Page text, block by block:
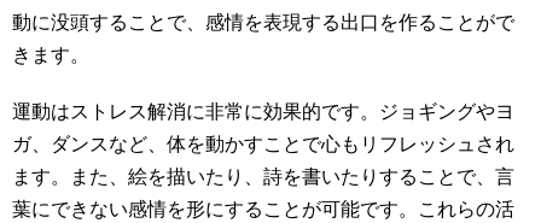
動に没頭することで、感情を表現する出口を作ることがで
きます。
運動はストレス解消に非常に効果的です。ジョギングやヨ
ガ、ダンスなど、体を動かすことで心もリフレッシュされ
ます。また、絵を描いたり、詩を書いたりすることで、言
葉にできない感情を形にすることが可能です。これらの活